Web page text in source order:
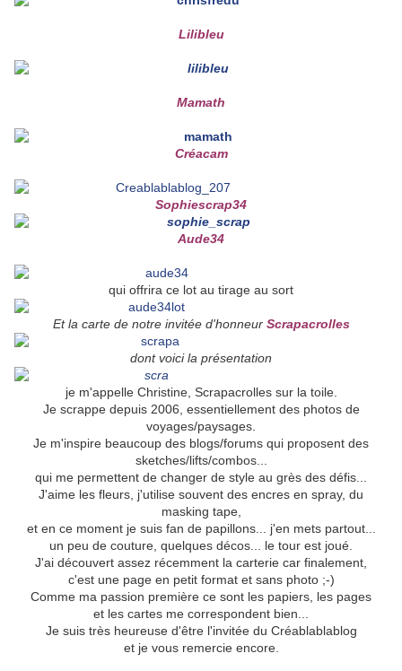
Lilibleu
Mamath
Créacam
Sophiescrap34
Aude34
qui offrira ce lot au tirage au sort
Et la carte de notre invitée d'honneur Scrapacrolles
dont voici la présentation
je m'appelle Christine, Scrapacrolles sur la toile.
Je scrappe depuis 2006, essentiellement des photos de
voyages/paysages.
Je m'inspire beaucoup des blogs/forums qui proposent des
sketches/lifts/combos...
qui me permettent de changer de style au grès des défis...
J'aime les fleurs, j'utilise souvent des encres en spray, du
masking tape,
et en ce moment je suis fan de papillons... j'en mets partout...
un peu de couture, quelques décos... le tour est joué.
J'ai découvert assez récemment la carterie car finalement,
c'est une page en petit format et sans photo ;-)
Comme ma passion première ce sont les papiers, les pages
et les cartes me correspondent bien...
Je suis très heureuse d'être l'invitée du Créablablablog
et je vous remercie encore.